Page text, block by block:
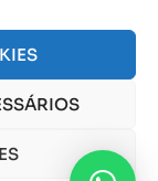
Aviso de Cookies